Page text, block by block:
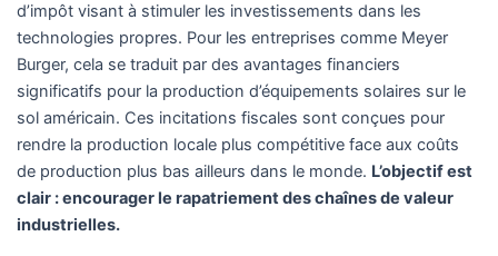
d’impôt visant à stimuler les investissements dans les
technologies propres. Pour les entreprises comme Meyer
Burger, cela se traduit par des avantages financiers
significatifs pour la production d’équipements solaires sur le
sol américain. Ces incitations fiscales sont conçues pour
rendre la production locale plus compétitive face aux coûts
de production plus bas ailleurs dans le monde. L’objectif est
clair : encourager le rapatriement des chaînes de valeur
industrielles.